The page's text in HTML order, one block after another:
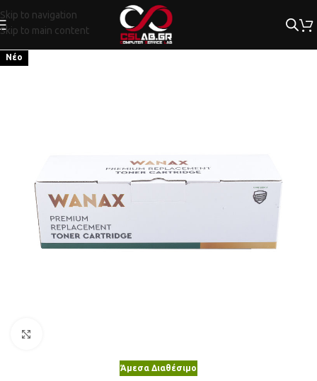
Skip to navigation
Skip to main content
Νέο
Άμεσα Διαθέσιμο